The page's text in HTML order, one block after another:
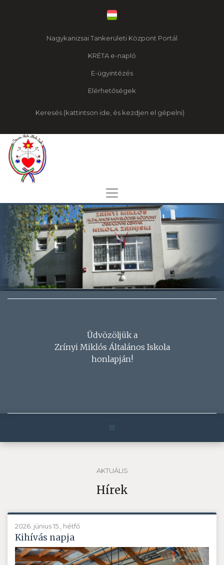
Nagykanizsai Tankerületi Központ Portál
KRÉTA e-napló
E-ügyintézés
Elérhetőségek
Keresés
Üdvözöljük a
Zrínyi Miklós Általános Iskola
honlapján!
AKTUÁLIS
Hírek
2026. június 15., hétfő
Kihívás napja